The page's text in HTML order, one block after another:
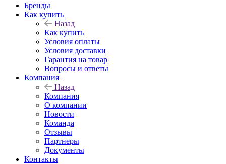
Бренды
Как купить
Назад
Как купить
Условия оплаты
Условия доставки
Гарантия на товар
Вопросы и ответы
Компания
Назад
Компания
О компании
Новости
Команда
Отзывы
Партнеры
Документы
Контакты